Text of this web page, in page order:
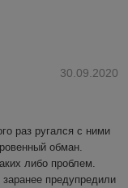
30.09.2020
раз ругался с ними
обман.
либо проблем.
предупредили